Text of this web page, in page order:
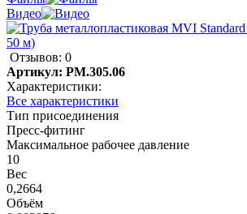
Видео
Отзывов: 0
Артикул: PM.305.06
Характеристики:
Все характеристики
Тип присоединения
Пресс-фитинг
Максимальное рабочее давление
10
Вес
0,2664
Объём